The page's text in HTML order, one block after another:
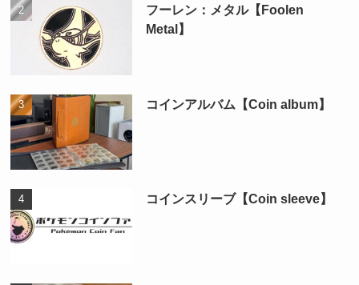
フーレン：メタル【Foolen
Metal】
コインアルバム【Coin album】
コインスリーブ【Coin sleeve】